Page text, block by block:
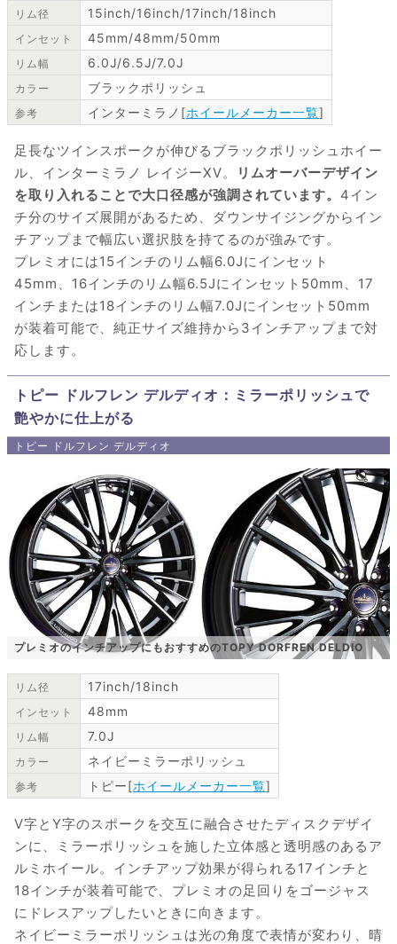
リム径 15inch/16inch/17inch/18inch
インセット 45mm/48mm/50mm
リム幅 6.0J/6.5J/7.0J
カラー ブラックポリッシュ
参考 インターミラノ[ホイールメーカー一覧]
足長なツインスポークが伸びるブラックポリッシュホイー
ル、インターミラノ レイジーXV。
リムオーバーデザイン
を取り入れることで大口径感が強調されています。 4イン
チ分のサイズ展開があるため、ダウンサイジングからイン
チアップまで幅広い選択肢を持てるのが強みです。
プレミオには15インチのリム幅6.0Jにインセット
45mm、16インチのリム幅6.5Jにインセット50mm、17
インチまたは18インチのリム幅7.0Jにインセット50mm
が装着可能で、純正サイズ維持から3インチアップまで対
応します。
トピー ドルフレン デルディオ：ミラーポリッシュで
艶やかに仕上がる
トピー ドルフレン デルディオ
プレミオのインチアップにもおすすめのTOPY DORFREN DELDIO
リム径 17inch/18inch
インセット 48mm
リム幅 7.0J
カラー ネイビーミラーポリッシュ
参考 トピー[ホイールメーカー一覧]
V字とY字のスポークを交互に融合させたディスクデザイ
ンに、ミラーポリッシュを施した立体感と透明感のあるア
ルミホイール。インチアップ効果が得られる17インチと
18インチが装着可能で、プレミオの足回りをゴージャス
にドレスアップしたいときに向きます。
ネイビーミラーポリッシュは光の角度で表情が変わり、晴